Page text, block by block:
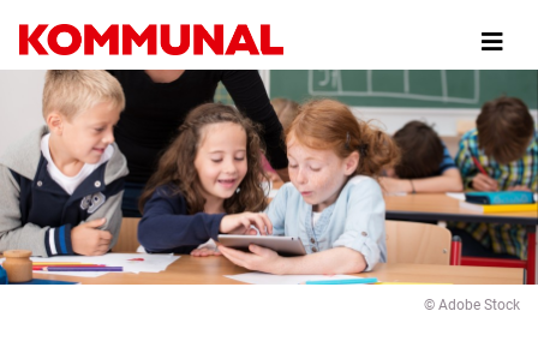
zum
Inhalt
© Adobe Stock